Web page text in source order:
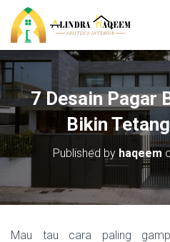
7 Desain Pagar
Bikin
Published by haqeem
Mau tau cara paling